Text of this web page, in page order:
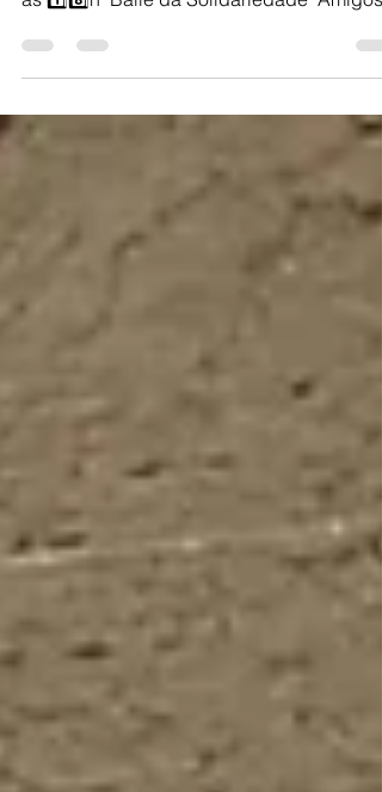
🤝 Faça sua Doação 9️⃣ De Maio dás ️1️⃣4️⃣h
às 1️⃣8️⃣h "Baile da Solidariedade"